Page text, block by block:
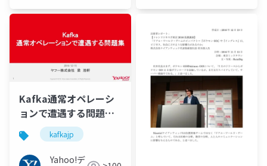
Kafka通常オペレーシ
ョンで遭遇する問題集
#kafkajpkafkajp
Yahoo!デ